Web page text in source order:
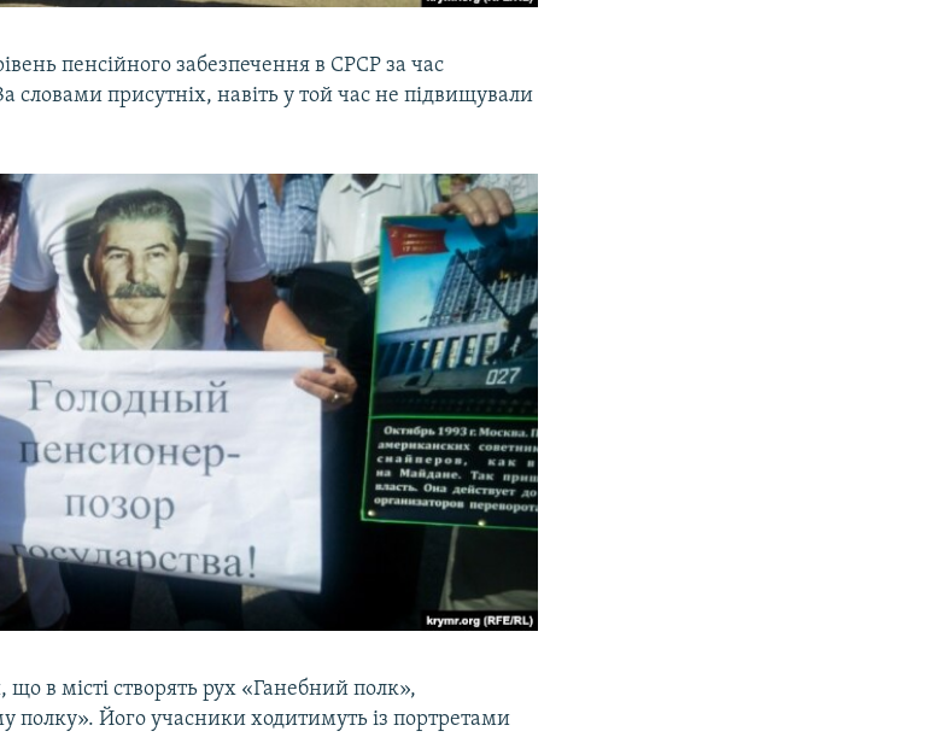
пенсійного забезпечення в СРСР за час
словами присутніх, навіть у той час не підвищували
в місті створять рух «Ганебний полк»,
полку». Його учасники ходитимуть із портретами